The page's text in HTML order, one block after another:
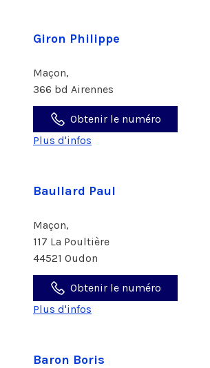
Giron Philippe
Maçon,
366 bd Airennes
Obtenir le numéro
Plus d'infos
Baullard Paul
Maçon,
117 La Poultière
44521 Oudon
Obtenir le numéro
Plus d'infos
Baron Boris